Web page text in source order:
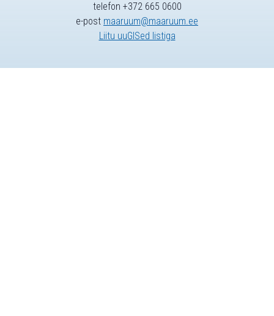
telefon +372 665 0600
e-post maaruum@maaruum.ee
Liitu uuGISed listiga